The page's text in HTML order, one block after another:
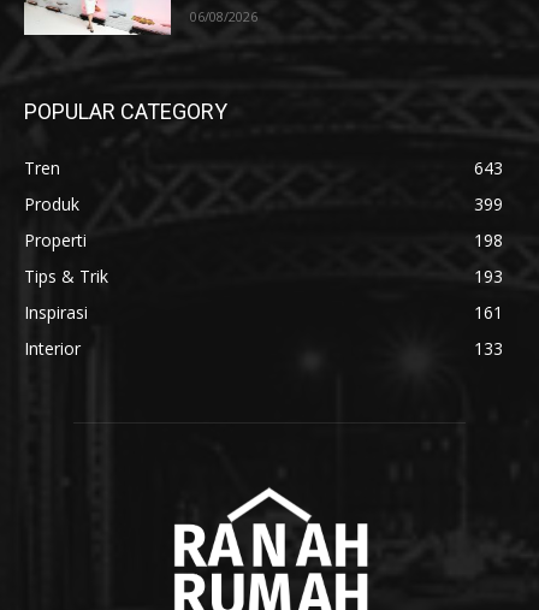
06/08/2026
POPULAR CATEGORY
Tren
643
Produk
399
Properti
198
Tips & Trik
193
Inspirasi
161
Interior
133